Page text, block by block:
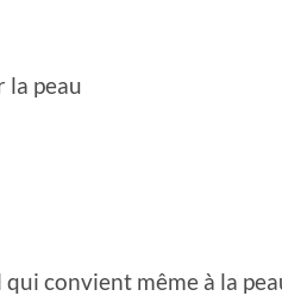
la peau
convient même à la